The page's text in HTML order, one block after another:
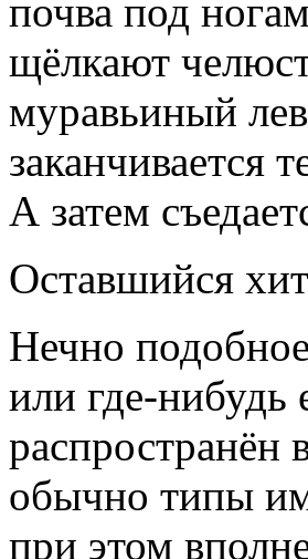
почва под
щёлкают
муравьиный
заканчивается
А затем
Оставшийся
Нечно
или где-нибудь
обычно типы
при этом